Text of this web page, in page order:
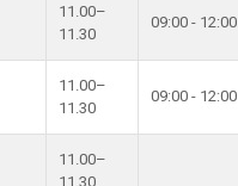
11.00–
11.30
09:00 - 12:00
11.00–
11.30
09:00 - 12:00
11.00–
11.30